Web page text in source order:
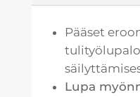
Pääset
Lupa